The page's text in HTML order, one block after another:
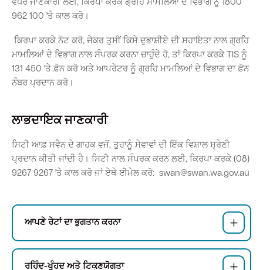
ਵਧੇਰੇ ਜਾਣਕਾਰੀ ਲਈ, ਕਿਰਪਾ ਕਰਕੇ ਗ੍ਰਹਿ ਮਾਮਲਿਆਂ ਦੇ ਵਿਭਾਗ ਨੂੰ 1800
962 100 'ਤੇ ਕਾਲ ਕਰੋ।
ਕਿਰਪਾ ਕਰਕੇ ਨੋਟ ਕਰੋ, ਜੇਕਰ ਤੁਸੀਂ ਕਿਸੇ ਦੁਭਾਸ਼ੀਏ ਦੀ ਸਹਾਇਤਾ ਨਾਲ ਗ੍ਰਹਿ
ਮਾਮਲਿਆਂ ਦੇ ਵਿਭਾਗ ਨਾਲ ਸੰਪਰਕ ਕਰਨਾ ਚਾਹੁੰਦੇ ਹੋ, ਤਾਂ ਕਿਰਪਾ ਕਰਕੇ TIS ਨੂੰ
131 450 'ਤੇ ਫ਼ੋਨ ਕਰੋ ਅਤੇ ਆਪਰੇਟਰ ਨੂੰ ਗ੍ਰਹਿ ਮਾਮਲਿਆਂ ਦੇ ਵਿਭਾਗ ਦਾ ਫ਼ੋਨ
ਨੰਬਰ ਪ੍ਰਦਾਨ ਕਰੋ।
ਲਾਭਦਾਇਕ ਜਾਣਕਾਰੀ
ਸਿਟੀ ਆਫ਼ ਸਵੈਨ ਦੇ ਗਾਹਕ ਵਜੋਂ, ਤੁਹਾਨੂੰ ਸੇਵਾਵਾਂ ਦੀ ਇੱਕ ਵਿਸ਼ਾਲ ਸ਼੍ਰੇਣੀ
ਪ੍ਰਦਾਨ ਕੀਤੀ ਜਾਂਦੀ ਹੈ। ਸਿਟੀ ਨਾਲ ਸੰਪਰਕ ਕਰਨ ਲਈ, ਕਿਰਪਾ ਕਰਕੇ (08)
9267 9267 'ਤੇ ਕਾਲ ਕਰੋ ਜਾਂ ਏਥੇ ਈਮੇਲ ਕਰੋ: swan@swan.wa.gov.au
ਆਪਣੇ ਰੇਟਾਂ ਦਾ ਭੁਗਤਾਨ ਕਰਨਾ
ਰਹਿੰਦ-ਖੂੰਹਦ ਅਤੇ ਟਿਕਣਯੋਗਤਾ